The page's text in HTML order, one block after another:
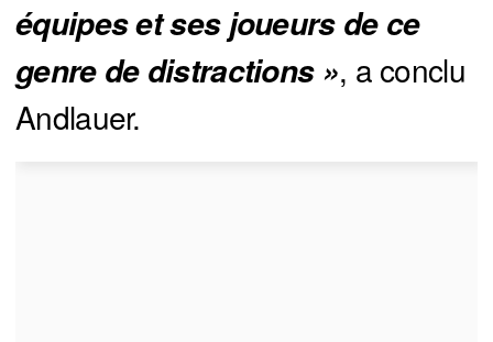
équipes et ses joueurs de ce
genre de distractions », a conclu
Andlauer.